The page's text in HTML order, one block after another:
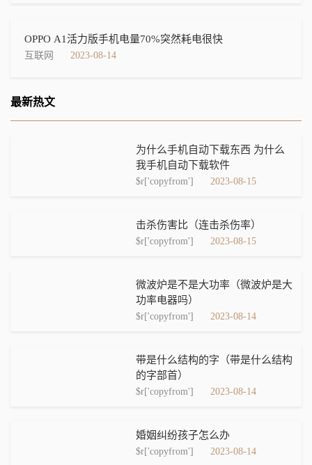
OPPO A1活力版手机电量70%突然耗电很快
互联网 2023-08-14
最新热文
为什么手机自动下载东西 为什么
我手机自动下载软件
$r['copyfrom'] 2023-08-15
击杀伤害比（连击杀伤率）
$r['copyfrom'] 2023-08-15
微波炉是不是大功率（微波炉是大
功率电器吗）
$r['copyfrom'] 2023-08-14
带是什么结构的字（带是什么结构
的字部首）
$r['copyfrom'] 2023-08-14
婚姻纠纷孩子怎么办
$r['copyfrom'] 2023-08-14